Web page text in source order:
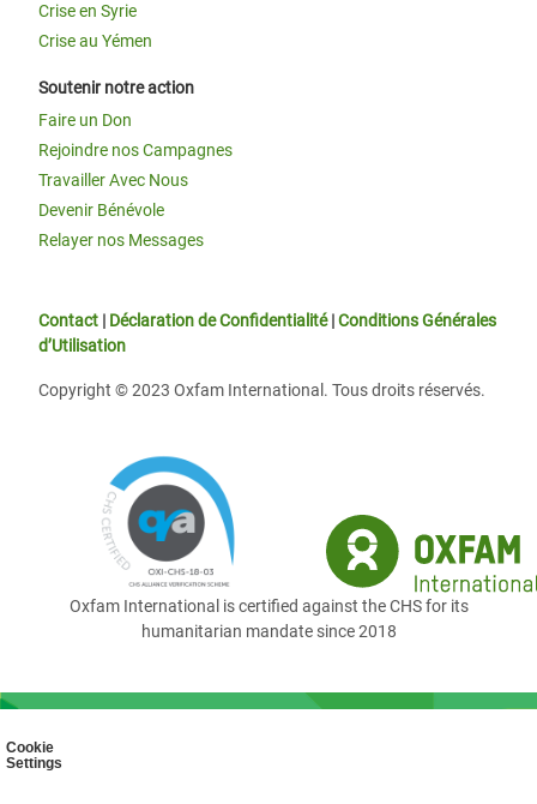
Cookie
Settings
Crise en Syrie
Crise au Yémen
Soutenir notre action
Faire un Don
Rejoindre nos Campagnes
Travailler Avec Nous
Devenir Bénévole
Relayer nos Messages
Contact | Déclaration de Confidentialité|Conditions Générales
d’Utilisation
Copyright © 2023 Oxfam International. Tous droits réservés.
Oxfam International is certified against the CHS for its
humanitarian mandate since 2018